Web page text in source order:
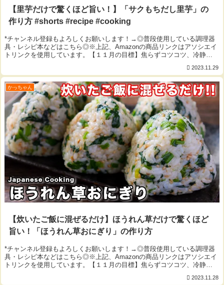
【里芋だけで驚くほど旨い！】「サクもちだし里芋」の
作り方 #shorts #recipe #cooking
*チャンネル登録もよろしくお願いします！→◎普段使用している調理器
具・レシピ本などはこちら◎※上記、Amazonの商品リンクはアソシエイ
トリンクを使用しています。【１１月の目標】焦らずコツコツ、冷静
2023.11.29
かっちゃん
【炊いたご飯に混ぜるだけ】ほうれん草だけで驚くほど
旨い！「ほうれん草おにぎり」の作り方
*チャンネル登録もよろしくお願いします！→◎普段使用している調理器
具・レシピ本などはこちら◎※上記、Amazonの商品リンクはアソシエイ
トリンクを使用しています。【１１月の目標】焦らずコツコツ、冷静
2023.11.28